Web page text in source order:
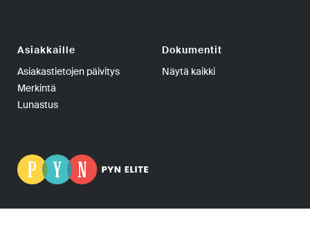
Asiakkaille
Asiakastietojen päivitys
Merkintä
Lunastus
Dokumentit
Näytä kaikki